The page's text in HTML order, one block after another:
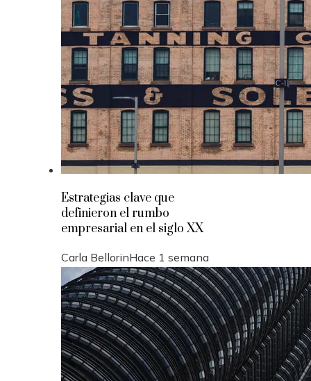
Estrategias clave que
definieron el rumbo
empresarial en el siglo XX
Carla BellorinHace 1 semana